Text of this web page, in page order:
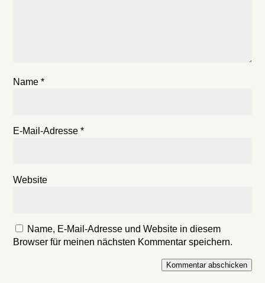
Name*
E-Mail-Adresse*
Website
Name, E-Mail-Adresse und Website in diesem
Browser für meinen nächsten Kommentar speichern.
Kommentar abschicken